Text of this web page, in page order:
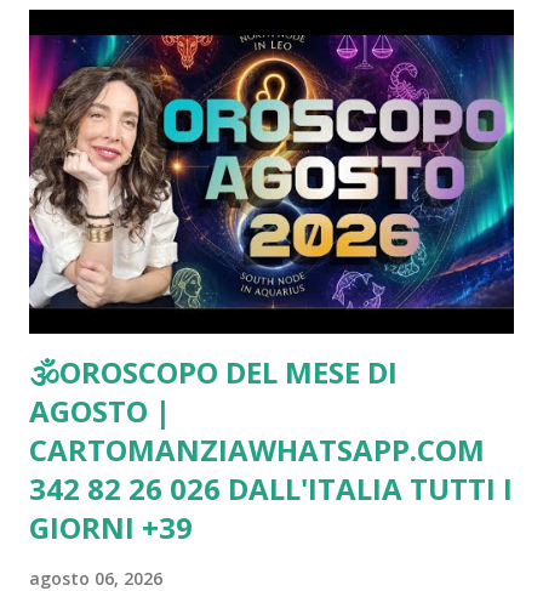
🕉OROSCOPO DEL MESE DI
AGOSTO |
CARTOMANZIAWHATSAPP.COM
342 82 26 026 DALL'ITALIA TUTTI I
GIORNI +39
agosto 06, 2026